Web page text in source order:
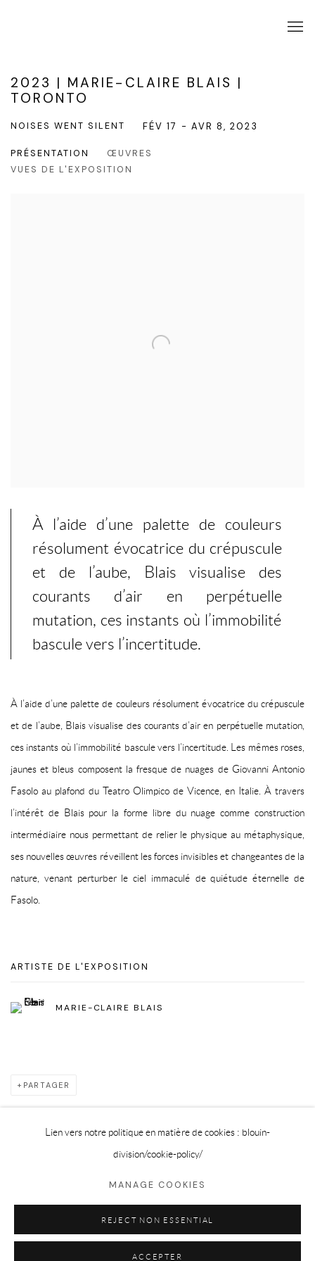
2023 | MARIE-CLAIRE BLAIS |
TORONTO
NOISES WENT SILENT FÉV 17 - AVR 8, 2023
PRÉSENTATION
ŒUVRES
VUES DE L'EXPOSITION
À l’aide d’une palette de couleurs
résolument évocatrice du crépuscule
et de l’aube, Blais visualise des
courants d’air en perpétuelle
mutation, ces instants où l’immobilité
bascule vers l’incertitude.
À l’aide d’une palette de couleurs résolument évocatrice du crépuscule
et de l’aube, Blais visualise des courants d’air en perpétuelle mutation,
ces instants où l’immobilité bascule vers l’incertitude. Les mêmes roses,
jaunes et bleus composent la fresque de nuages de Giovanni Antonio
Fasolo au plafond du Teatro Olimpico de Vicence, en Italie. À travers
l’intérêt de Blais pour la forme libre du nuage comme construction
intermédiaire nous permettant de relier le physique au métaphysique,
ses nouvelles œuvres réveillent les forces invisibles et changeantes de la
nature, venant perturber le ciel immaculé de quiétude éternelle de
Fasolo.
ARTISTE DE L'EXPOSITION
MARIE-CLAIRE BLAIS
PARTAGER
Lien vers notre politique en matière de cookies : blouin-
division/cookie-policy/
MANAGE COOKIES
REJECT NON ESSENTIAL
ACCEPTER